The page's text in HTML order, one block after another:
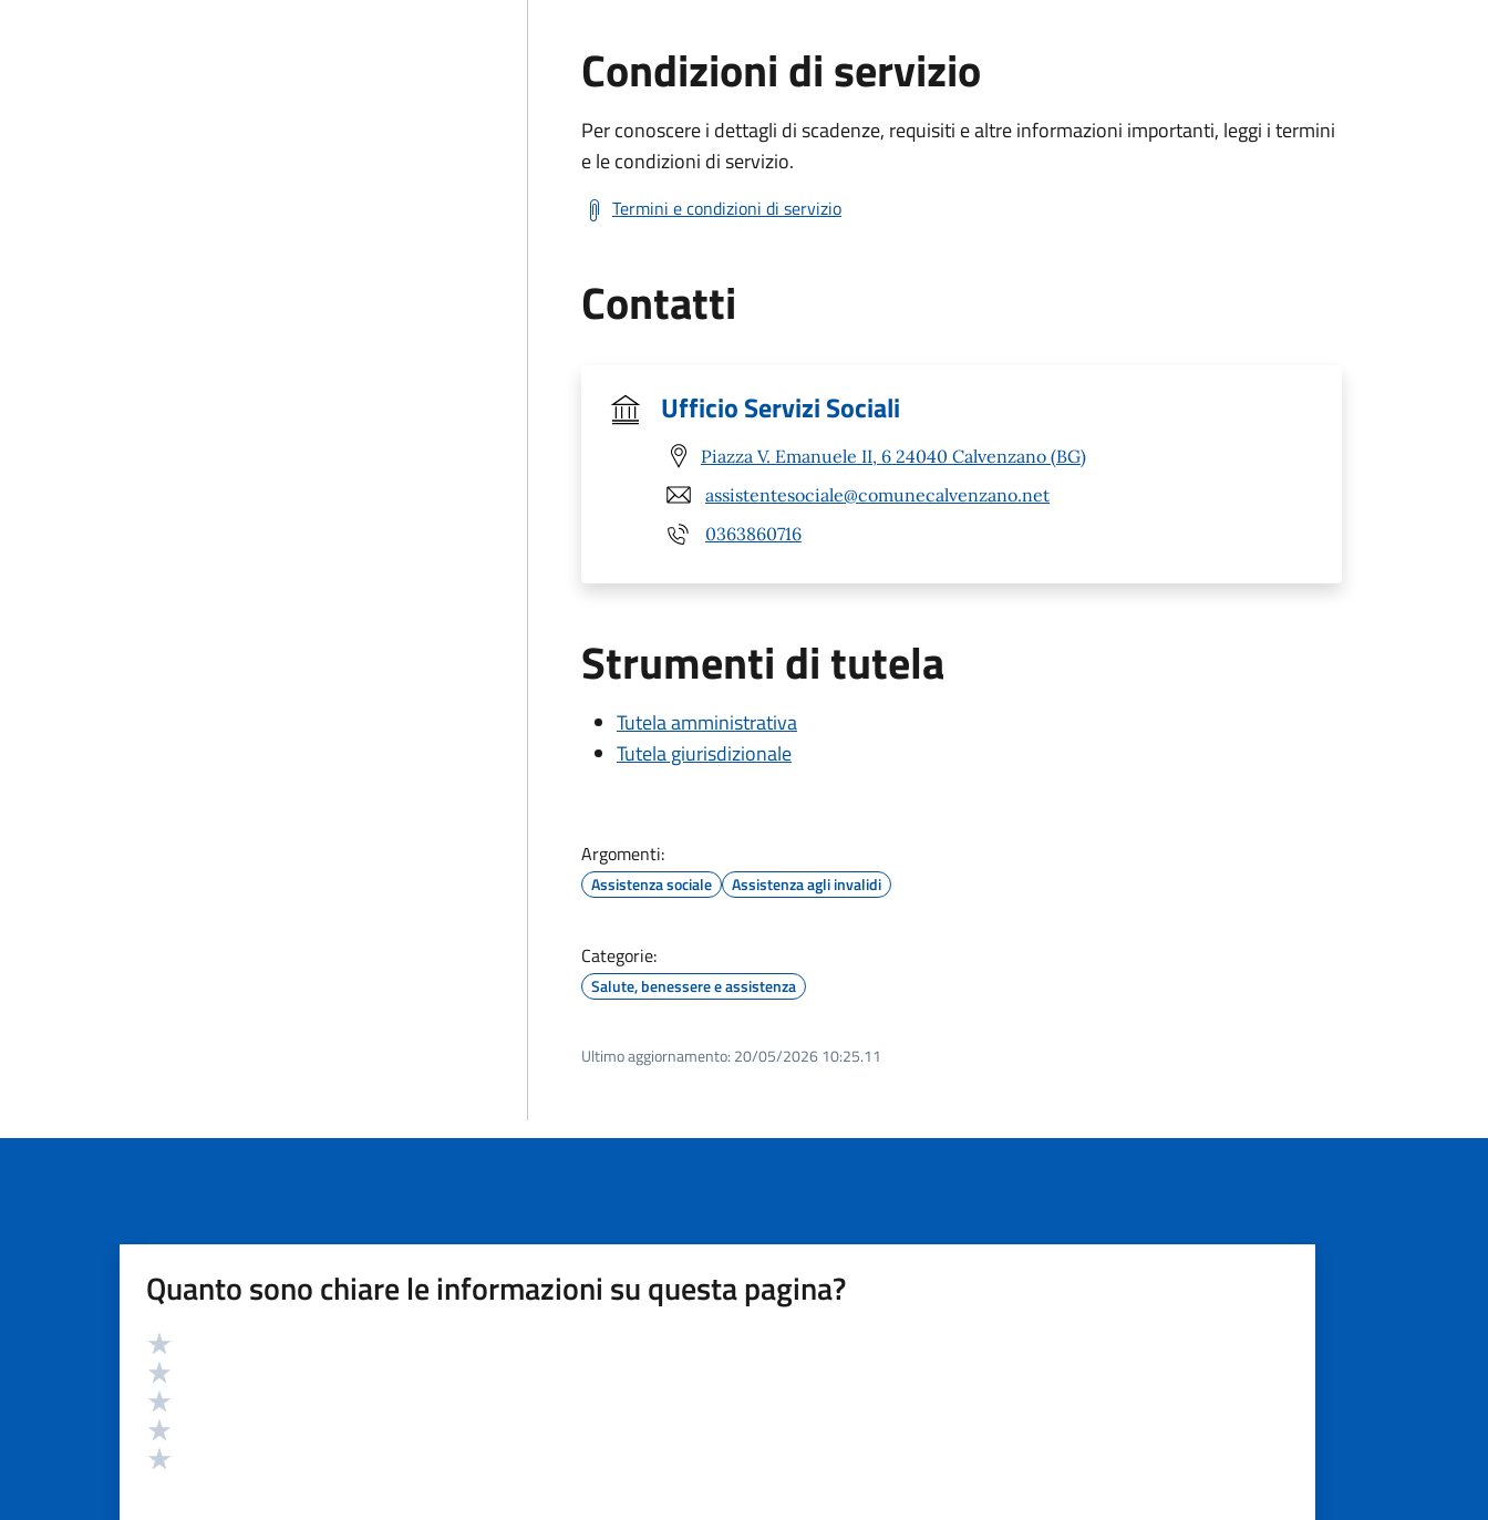
Condizioni di servizio
Per conoscere i dettagli di scadenze, requisiti e altre informazioni importanti, leggi i termini
e le condizioni di servizio.
Termini e condizioni di servizio
Contatti
Ufficio Servizi Sociali
Piazza V. Emanuele II, 6 24040 Calvenzano (BG)
assistentesociale@comunecalvenzano.net
0363860716
Strumenti di tutela
Tutela amministrativa
Tutela giurisdizionale
Argomenti:
Assistenza sociale Assistenza agli invalidi
Categorie:
Salute, benessere e assistenza
Ultimo aggiornamento: 20/05/2026 10:25.11
Quanto sono chiare le informazioni su questa pagina?
Valutazione